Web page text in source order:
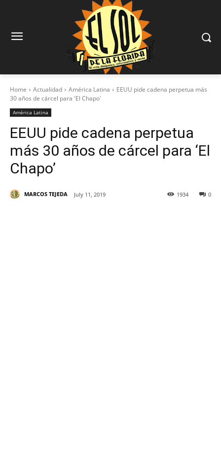
Home Actualidad América Latina
EEUU pide cadena perpetua más
30 años de cárcel para 'El Chapo'
América Latina
EEUU pide cadena perpetua
más 30 años de cárcel para ‘El
Chapo’
MARCOS TEJEDA July 11, 2019 0
1934